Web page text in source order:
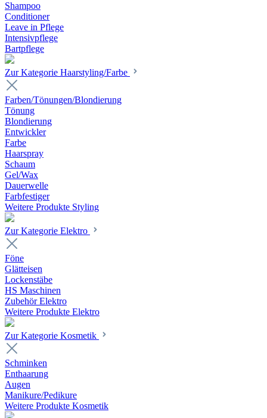
Shampoo
Conditioner
Leave in Pflege
Intensivpflege
Bartpflege
Zur Kategorie Haarstyling/Farbe
Farben/Tönungen/Blondierung
Tönung
Blondierung
Entwickler
Farbe
Haarspray
Schaum
Gel/Wax
Dauerwelle
Farbfestiger
Weitere Produkte Styling
Zur Kategorie Elektro
Föne
Glätteisen
Lockenstäbe
HS Maschinen
Zubehör Elektro
Weitere Produkte Elektro
Zur Kategorie Kosmetik
Schminken
Enthaarung
Augen
Manikure/Pedikure
Weitere Produkte Kosmetik